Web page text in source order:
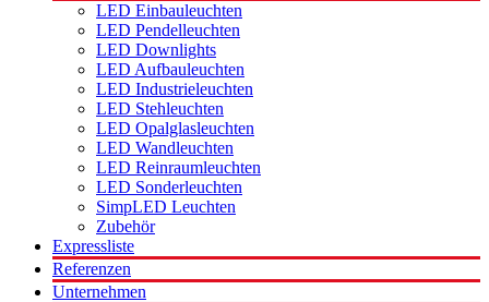
LED Einbauleuchten
LED Pendelleuchten
LED Downlights
LED Aufbauleuchten
LED Industrieleuchten
LED Stehleuchten
LED Opalglasleuchten
LED Wandleuchten
LED Reinraumleuchten
LED Sonderleuchten
SimpLED Leuchten
Zubehör
Expressliste
Referenzen
Unternehmen